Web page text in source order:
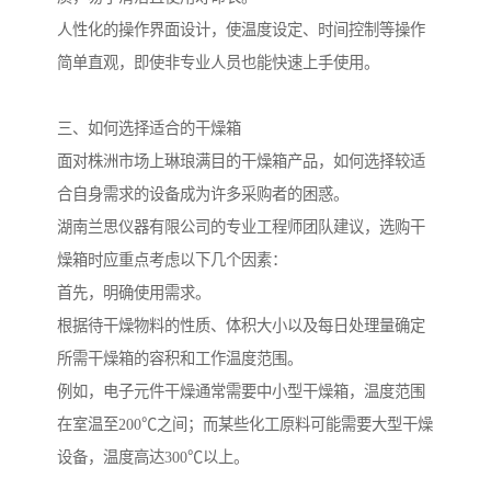
人性化的操作界面设计，使温度设定、时间控制等操作
简单直观，即使非专业人员也能快速上手使用。
三、如何选择适合的干燥箱
面对株洲市场上琳琅满目的干燥箱产品，如何选择较适
合自身需求的设备成为许多采购者的困惑。
湖南兰思仪器有限公司的专业工程师团队建议，选购干
燥箱时应重点考虑以下几个因素：
首先，明确使用需求。
根据待干燥物料的性质、体积大小以及每日处理量确定
所需干燥箱的容积和工作温度范围。
例如，电子元件干燥通常需要中小型干燥箱，温度范围
在室温至200℃之间；而某些化工原料可能需要大型干燥
设备，温度高达300℃以上。